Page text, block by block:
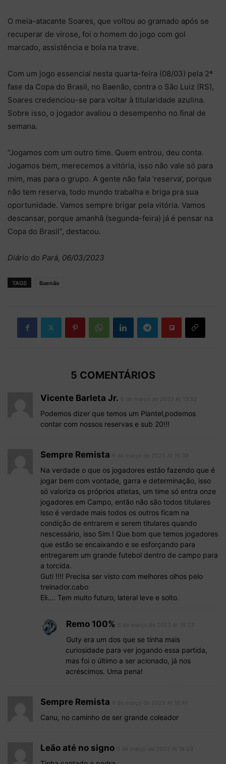
O meia-atacante Soares, que voltou ao gramado após se
recuperar de virose, foi o homem do jogo com gol
marcado, assistência e bola na trave.
Com um jogo essencial nesta quarta-feira (08/03) pela 2ª
fase da Copa do Brasil, no Baenão, contra o São Luiz (RS),
Soares credenciou-se para voltar à titularidade azulina.
Sobre isso, o jogador avaliou o desempenho no final de
semana.
“Jogamos com um outro time. Quem entrou, deu conta.
Jogamos bem, merecemos a vitória, isso não vale só para
mim, mas para o grupo. A gente não fala ‘reserva’, porque
não tem reserva, todo mundo trabalha e briga pra sua
oportunidade. Vamos sempre brigar pela vitória. Vamos
descansar, porque amanhã (segunda-feira) já é pensar na
Copa do Brasil”, destacou.
Diário do Pará, 06/03/2023
TAGS Baenão
5 COMENTÁRIOS
Vicente Barleta Jr.
Podemos dizer que temos um Plantel,podemos
contar com nossos reservas e sub 20!!!
Sempre Remista
Na verdade o que os jogadores estão fazendo que é
jogar bem com vontade, garra e determinação, isso
só valoriza os próprios atletas, um time só entra onze
jogadores em Campo, então não são todos titulares
isso é verdade mais todos os outros ficam na
condição de entrarem e serem titulares quando
nescessário, isso Sim ! Que bom que temos jogadores
que estão se encaixando e se esforçando para
entregarem um grande futebol dentro de campo para
a torcida.
Guti !!!! Precisa ser visto com melhores olhos pelo
treinador.cabo
Eli…. Tem muito futuro, lateral leve e solto.
Remo 100%
Guty era um dos que se tinha mais
curiosidade para ver jogando essa partida,
mas foi o último a ser acionado, já nos
acréscimos. Uma pena!
Sempre Remista
Canu, no caminho de ser grande coleador
Leão até no signo